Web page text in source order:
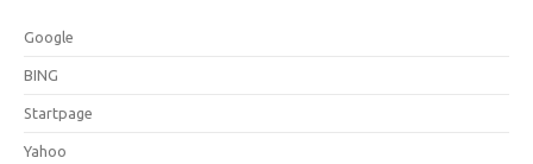
Google
BING
Startpage
Yahoo